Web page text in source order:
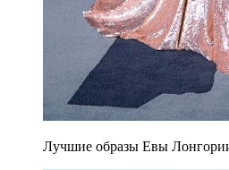
Лучшие образы Евы